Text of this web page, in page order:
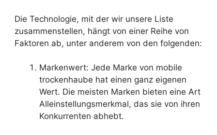
Die Technologie, mit der wir unsere Liste
zusammenstellen, hängt von einer Reihe von
Faktoren ab, unter anderem von den folgenden:
Markenwert: Jede Marke von mobile
trockenhaube hat einen ganz eigenen
Wert. Die meisten Marken bieten eine Art
Alleinstellungsmerkmal, das sie von ihren
Konkurrenten abhebt.